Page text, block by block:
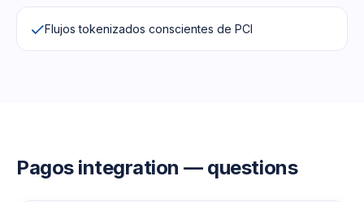
Flujos tokenizados conscientes de PCI
Pagosintegration — questions